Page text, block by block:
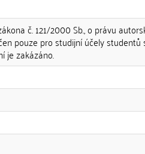
č. 121/2000 Sb., o právu
pouze pro studijní účely studentů
je zakázáno.